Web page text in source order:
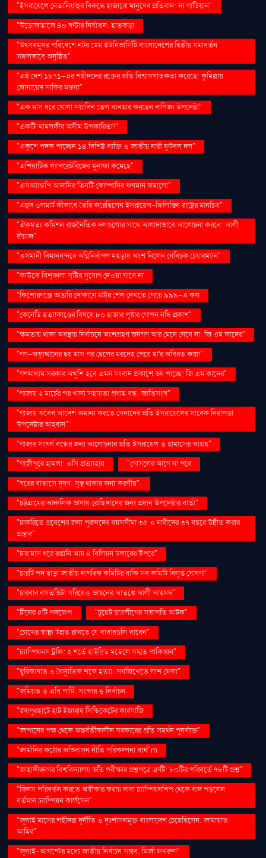
"ইসরায়েলে নেতানিয়াহুর বিরুদ্ধে হাজারো মানুষের প্রতিবাদ: দ্য গার্ডিয়ান"
"উড়োজাহাজে ৪০ ঘণ্টার নির্যাতন: হাতকড়া
"উৎসবমুখর পরিবেশে নটর ডেম ইউনিভার্সিটি বাংলাদেশের দ্বিতীয় সমাবর্তন
সফলভাবে অনুষ্ঠিত"
"এই দেশ ১৯৭১-এর শহীদদের রক্তের প্রতি বিশ্বাসঘাতকতা করেছে: কুমিল্লায়
জোনায়েদ সাকির মন্তব্য"
"এক মাস ধরে খোলা সয়াবিন তেল ব্যবহার করছেন বাণিজ্য উপদেষ্টা"
"একটি আমলকীর অসীম উপকারিতা!"
"একুশে পদক পাচ্ছেন ১৪ বিশিষ্ট ব্যক্তি ও জাতীয় নারী ফুটবল দল"
"এশিয়াটিক ল্যাবরেটরিজের মুনাফা কমেছে"
"এসঅ্যান্ডপি আদানির তিনটি কোম্পানির ঋণমান কমালো"
"এহুদ ওলমার্ট কীভাবে তৈরি করেছিলেন ইসরায়েল-ফিলিস্তিন রাষ্ট্রের মানচিত্র"
"ঐকমত্য কমিশন রাজনৈতিক দলগুলোর সাথে আলাদাভাবে আলোচনা করবে: আলী
রীয়াজ"
"ওসমানী বিমানবন্দরে অগ্নিনির্বাপণ মহড়ায় অংশ নিলেন বেবিচক চেয়ারম্যান"
"কাউকে বিশৃঙ্খলা সৃষ্টির সুযোগ দেওয়া যাবে না
"কিশোরগঞ্জে ভাঙারি দোকানে মর্টার শেল দেখতে পেয়ে ৯৯৯-এ কল
"কেনেডি হত্যাকাণ্ডের বিষয়ে ৮০ হাজার পৃষ্ঠার গোপন নথি প্রকাশ"
"ক্ষমতায় থাকা অবস্থায় নির্বাচনে অংশগ্রহণ জনগণ আর মেনে নেবে না: জি এম কাদের"
"গণ–অভ্যুত্থানের ছয় মাস পর ছেলের মরদেহ পেয়ে মা'র অবিরত কান্না"
"গণমাধ্যম সরকার অখুশি হবে এমন সংবাদ প্রকাশে ভয় পাচ্ছে: জি এম কাদের"
"গাজায় ২ মার্চের পর খাদ্য সহায়তা প্রবাহ বন্ধ: জাতিসংঘ"
"গাজায় অবৈধ আদেশ অমান্য করতে সেনাদের প্রতি ইসরায়েলের সাবেক নিরাপত্তা
উপদেষ্টার আহ্বান"'
"গাজার সংঘর্ষ বন্ধের জন্য আলোচনার প্রতি ইসরায়েল ও হামাসের আগ্রহ"
"গাজীপুরে হামলা: ওসি প্রত্যাহার
"গোসলের আগে না পরে
"ঘরের বাতাসে দূষণ: সুস্থ থাকার জন্য করণীয়".
"চট্টগ্রামের আঞ্চলিক ভাষায় রোহিঙ্গাদের জন্য প্রধান উপদেষ্টার বার্তা"
"চাকরিতে প্রবেশের জন্য পুরুষদের বয়সসীমা ৩৫ ও নারীদের ৩৭ বছরে উন্নীত করার
প্রস্তাব"
"চার মাস ধরে রপ্তানি আয় ৪ বিলিয়ন ডলারের উপরে"
"চারটি পদ ছাড়া জাতীয় নাগরিক কমিটির বাকি সব কমিটি বিলুপ্ত ঘোষণা"
"চারবার বসতভিটা সরিয়েও ভাঙনের আতঙ্কে আলী আহমদ"
"চীনের ৫টি পদক্ষেপ
"চুয়েট ছাত্রলীগের সভাপতি আটক"
"চোখের স্বাস্থ্য উন্নত রাখতে যে খাবারগুলি খাবেন"
"চ্যাম্পিয়নস ট্রফি: ২ শর্তে হাইব্রিড মডেলে সম্মত পাকিস্তান"
"ছুরিকাঘাত ও বৈদ্যুতিক শকে হত্যা: সবজিখেতে লাশ ফেলা"
"জমিয়ত ও এবি পার্টি: সংস্কার ও নির্বাচন
"জয়পুরহাটে হাট ইজারায় সিন্ডিকেটের কারসাজি
"জাপানের পক্ষ থেকে অন্তর্বর্তীকালীন সরকারের প্রতি সমর্থন পুনর্ব্যক্ত"
"জার্মানির কঠোর অভিবাসন নীতি পরিকল্পনা ব্যর্থ"m
"জাহাঙ্গীরনগর বিশ্ববিদ্যালয় ভর্তি পরীক্ষার প্রশ্নপত্রে ত্রুটি: ৮০টির পরিবর্তে ৭৮টি প্রশ্ন"
"জিনস পরিবর্তন করতে অস্বীকার করায় দাবা চ্যাম্পিয়নশিপ থেকে বাদ পড়লেন
বর্তমান চ্যাম্পিয়ন কার্লসেন"
"জুলাই মাসের শহীদরা দুর্নীতি ও দুঃশাসনমুক্ত বাংলাদেশ চেয়েছিলেন: জামায়াত
আমির"
"জুলাই-আগস্টের মধ্যে জাতীয় নির্বাচন সম্ভব: মির্জা ফখরুল"